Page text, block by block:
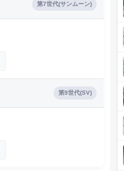
第7世代(サンムーン)
第9世代(SV)